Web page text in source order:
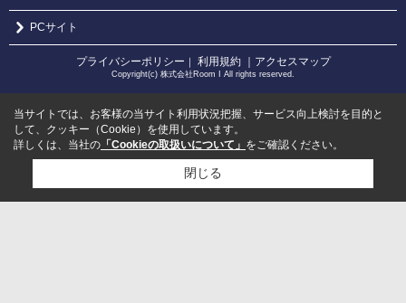
PCサイト
プライバシーポリシー ｜ 利用規約 ｜アクセスマップ
Copyright(c) 株式会社Room I All rights reserved.
当サイトでは、お客様の当サイト利用状況把握、サービス向上検討を目的と
して、クッキー（Cookie）を使用しています。
詳しくは、当社の 「Cookieの取扱いについて」 をご確認ください。
閉じる